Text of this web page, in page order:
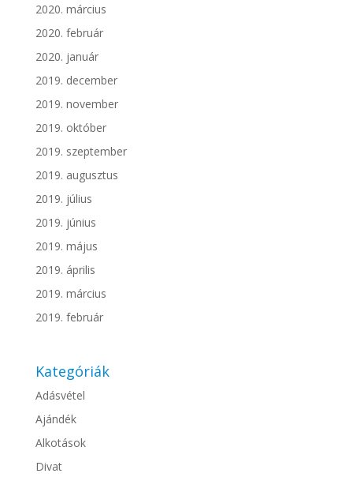
2020. március
2020. február
2020. január
2019. december
2019. november
2019. október
2019. szeptember
2019. augusztus
2019. július
2019. június
2019. május
2019. április
2019. március
2019. február
Kategóriák
Adásvétel
Ajándék
Alkotások
Divat